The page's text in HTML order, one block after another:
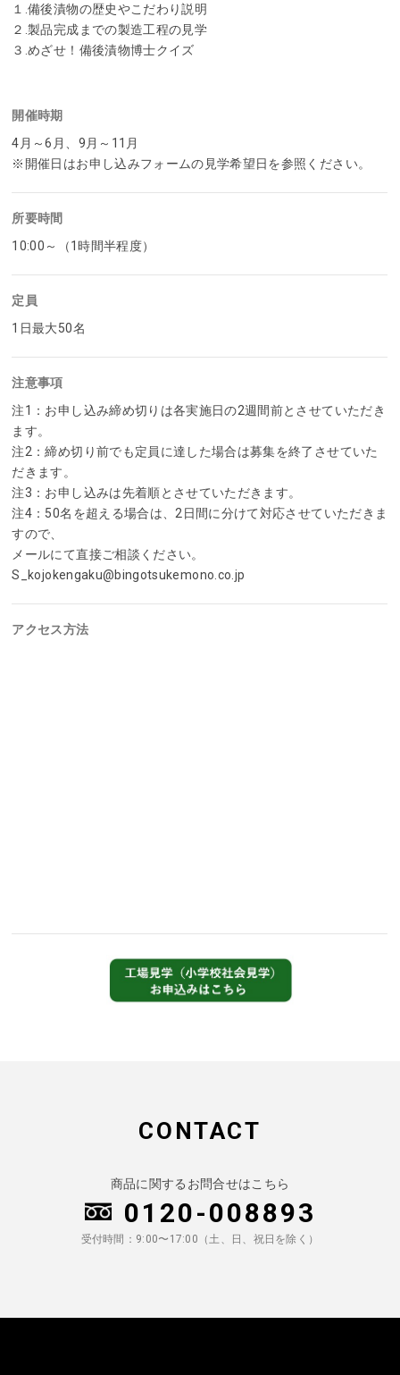
１.備後漬物の歴史やこだわり説明
２.製品完成までの製造工程の見学
３.めざせ！備後漬物博士クイズ
開催時期
4月～6月、9月～11月
※開催日はお申し込みフォームの見学希望日を参照ください。
所要時間
10:00～（1時間半程度）
定員
1日最大50名
注意事項
注1：お申し込み締め切りは各実施日の2週間前とさせていただき
ます。
注2：締め切り前でも定員に達した場合は募集を終了させていた
だきます。
注3：お申し込みは先着順とさせていただきます。
注4：50名を超える場合は、2日間に分けて対応させていただきま
すので、
メールにて直接ご相談ください。
S_kojokengaku@bingotsukemono.co.jp
アクセス方法
CONTACT
商品に関するお問合せはこちら
0120-008893
受付時間：9:00〜17:00（土、日、祝日を除く）